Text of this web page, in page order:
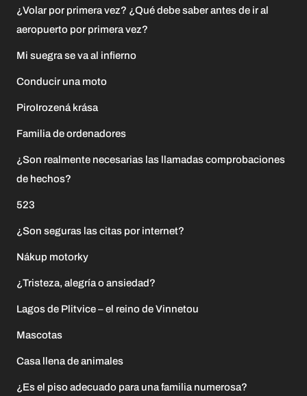
¿Volar por primera vez? ¿Qué debe saber antes de ir al
aeropuerto por primera vez?
Mi suegra se va al infierno
Conducir una moto
PiroIrozená krása
Familia de ordenadores
¿Son realmente necesarias las llamadas comprobaciones
de hechos?
523
¿Son seguras las citas por internet?
Nákup motorky
¿Tristeza, alegría o ansiedad?
Lagos de Plitvice – el reino de Vinnetou
Mascotas
Casa llena de animales
¿Es el piso adecuado para una familia numerosa?